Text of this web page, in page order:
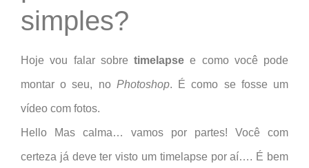
simples?
Hoje vou falar sobre timelapse e como você pode
montar o seu, no Photoshop. É como se fosse um
vídeo com fotos.
Hello Mas calma… vamos por partes! Você com
certeza já deve ter visto um timelapse por aí…. É bem